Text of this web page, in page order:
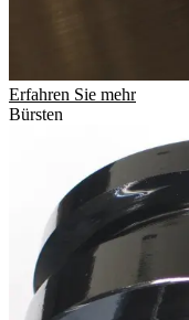
Erfahren Sie mehr
Bürsten